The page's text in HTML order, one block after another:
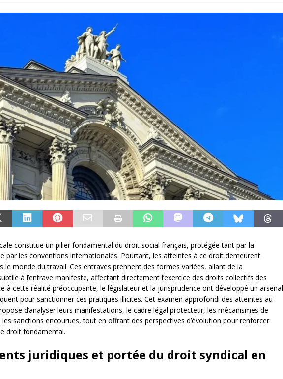
constitue un pilier fondamental du droit social français, protégée tant par la
par les conventions internationales. Pourtant, les atteintes à ce droit demeurent
le monde du travail. Ces entraves prennent des formes variées, allant de la
à l’entrave manifeste, affectant directement l’exercice des droits collectifs des
à cette réalité préoccupante, le législateur et la jurisprudence ont développé un arsenal
pour sanctionner ces pratiques illicites. Cet examen approfondi des atteintes au
d’analyser leurs manifestations, le cadre légal protecteur, les mécanismes de
sanctions encourues, tout en offrant des perspectives d’évolution pour renforcer
droit fondamental.
juridiques et portée du droit syndical en